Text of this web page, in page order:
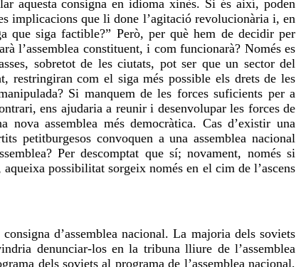
aquesta consigna en idioma xinès. Si és així, poden
implicacions que li done l’agitació revolucionària i, en
que siga factible?” Però, per què hem de decidir per
l’assemblea constituent, i com funcionarà? Només es
sobretot de les ciutats, pot ser que un sector del
restringiran com el siga més possible els drets de les
Si manquem de les forces suficients per a
ens ajudaria a reunir i desenvolupar les forces de
assemblea més democràtica. Cas d’existir una
petitburgesos convoquen a una assemblea nacional
Per descomptat que sí; novament, només si
possibilitat sorgeix només en el cim de l’ascens
d’assemblea nacional. La majoria dels soviets
denunciar-los en la tribuna lliure de l’assemblea
dels soviets al programa de l’assemblea nacional,